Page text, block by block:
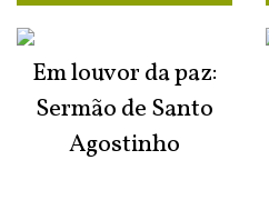
Em louvor da paz:
Sermão de Santo
Agostinho